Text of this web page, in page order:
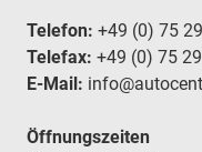
Telefon: +49 (0) 75
Telefax: +49 (0) 75
E-Mail:
Öffnungszeiten